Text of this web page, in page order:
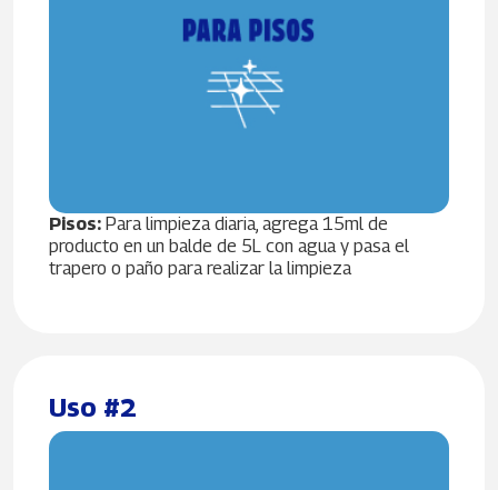
Pisos: Para limpieza diaria, agrega 15ml de
producto en un balde de 5L con agua y pasa el
trapero o paño para realizar la limpieza
Uso #2